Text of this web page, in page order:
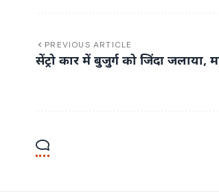
PREVIOUS ARTICLE
सेंट्रो कार में बुजुर्ग को जिंदा जलाया,